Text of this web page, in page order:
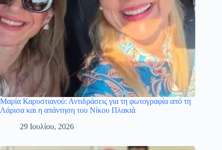
Μαρία Καρυστιανού: Αντιδράσεις για τη φωτογραφία από τη
Λάρισα και η απάντηση του Νίκου Πλακιά
29 Ιουλίου, 2026